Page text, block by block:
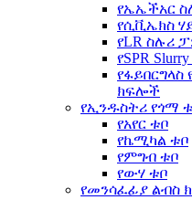
የኤኤችአር
የሲቪኤክስ
የLR ስሉሪ
የSPR
የፋይበርግላስ
ክፍሎች
የኢንዱስትሪ የጎማ
የአየር ቱቦ
የኬሚካል ቱቦ
የምግብ ቱቦ
የውሃ ቱቦ
የመንሳፈፊያ ልብስ